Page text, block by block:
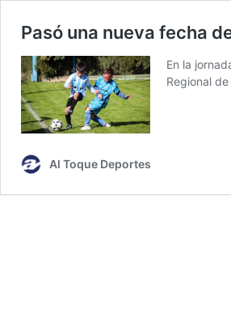
Pasó una nueva fecha
En la
Regional
Al Toque Deportes